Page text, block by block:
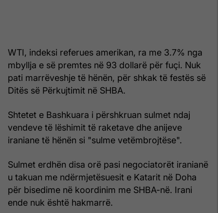
WTI, indeksi referues amerikan, ra me 3.7% nga
mbyllja e së premtes në 93 dollarë për fuçi. Nuk
pati marrëveshje të hënën, për shkak të festës së
Ditës së Përkujtimit në SHBA.
Shtetet e Bashkuara i përshkruan sulmet ndaj
vendeve të lëshimit të raketave dhe anijeve
iraniane të hënën si "sulme vetëmbrojtëse".
Sulmet erdhën disa orë pasi negociatorët iranianë
u takuan me ndërmjetësuesit e Katarit në Doha
për bisedime në koordinim me SHBA-në. Irani
ende nuk është hakmarrë.